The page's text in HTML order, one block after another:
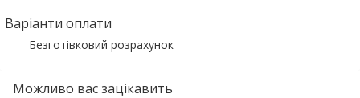
Варіанти оплати
Безготівковий розрахунок
Можливо вас зацікавить